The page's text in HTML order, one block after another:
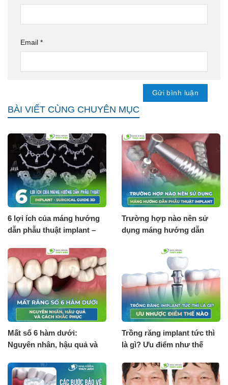
Email *
BÀI VIẾT CÙNG CHUYÊN MỤC
6 lợi ích của máng hướng
dẫn phẫu thuật implant –
Trường hợp nào nên sử
dụng máng hướng dẫn
Mất số 6 hàm dưới:
Nguyên nhân, hậu quả và
Trồng răng implant tức thì
là gì? Ưu điểm như thế